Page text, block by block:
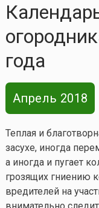
года
Апрель 2018
Теплая и
засухе, иногда
а иногда и пугает
грозящих гниению
вредителей на